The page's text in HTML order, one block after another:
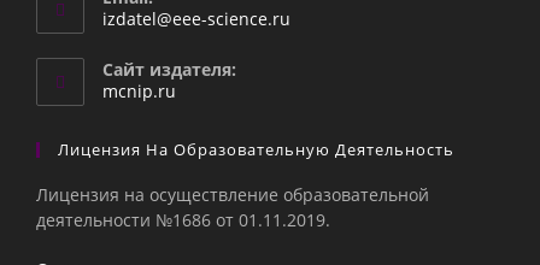
izdatel@eee-science.ru
Сайт издателя:
mcnip.ru
Лицензия На Образовательную Деятельность
Лицензия на осуществление образовательной
деятельности №1686 от 01.11.2019.